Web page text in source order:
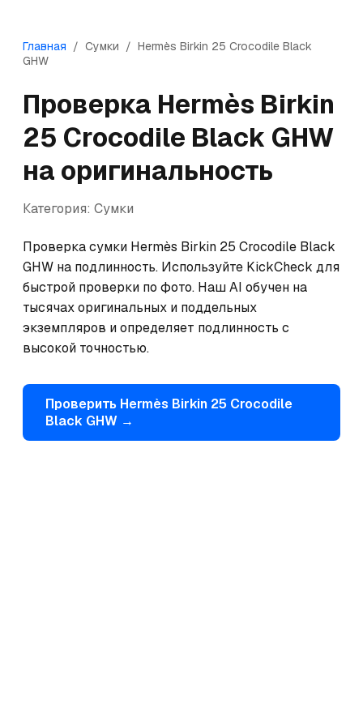
Главная / Сумки / Hermès Birkin 25 Crocodile Black
GHW
Проверка Hermès Birkin
25 Crocodile Black GHW
на оригинальность
Категория: Сумки
Проверка сумки Hermès Birkin 25 Crocodile Black
GHW на подлинность. Используйте KickCheck для
быстрой проверки по фото. Наш AI обучен на
тысячах оригинальных и поддельных
экземпляров и определяет подлинность с
высокой точностью.
Проверить Hermès Birkin 25 Crocodile
Black GHW →